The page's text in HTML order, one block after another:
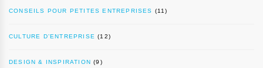
CONSEILS POUR PETITES ENTREPRISES (11)
CULTURE D’ENTREPRISE (12)
DESIGN & INSPIRATION (9)